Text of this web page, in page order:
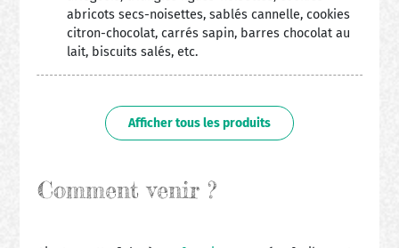
abricots secs-noisettes, sablés cannelle, cookies
citron-chocolat, carrés sapin, barres chocolat au
lait, biscuits salés, etc.
Afficher tous les produits
Comment venir ?